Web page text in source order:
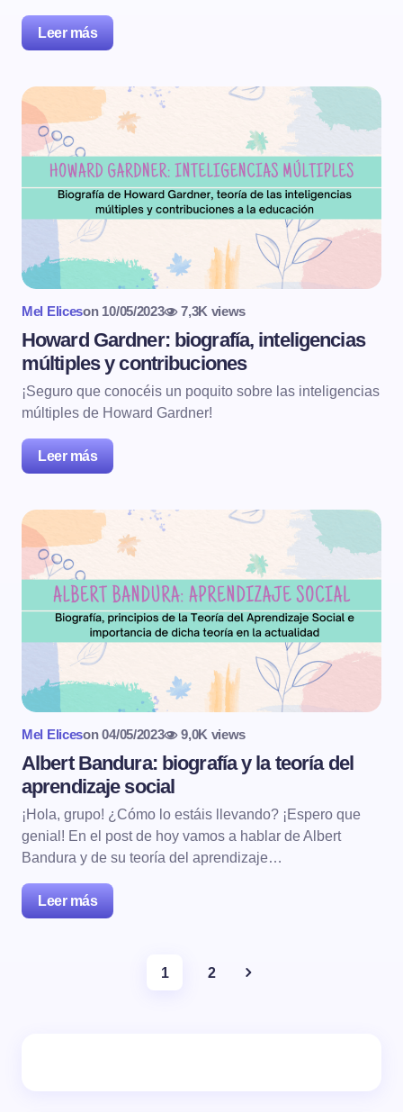
Leer más
Mel Eliceson 10/05/2023 7,3K views
Howard Gardner: biografía, inteligencias
múltiples y contribuciones
¡Seguro que conocéis un poquito sobre las inteligencias
múltiples de Howard Gardner!
Leer más
Mel Eliceson 04/05/2023 9,0K views
Albert Bandura: biografía y la teoría del
aprendizaje social
¡Hola, grupo! ¿Cómo lo estáis llevando? ¡Espero que
genial! En el post de hoy vamos a hablar de Albert
Bandura y de su teoría del aprendizaje…
Leer más
1 2